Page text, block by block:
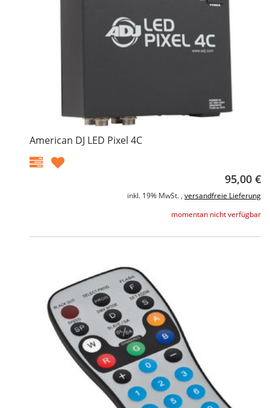
American DJ LED Pixel 4C
95,00 €
inkl. 19% MwSt. , versandfreie Lieferung
momentan nicht verfügbar